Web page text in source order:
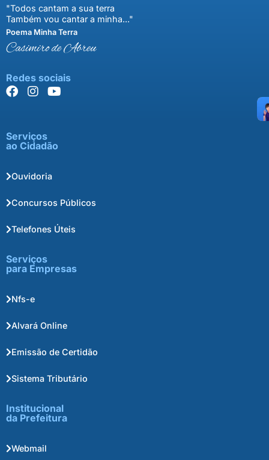
"Todos cantam a sua terra
Também vou cantar a minha..."
Poema Minha Terra
Casimiro de Abreu
Redes sociais
Serviços
ao Cidadão
Ouvidoria
Concursos Públicos
Telefones Úteis
Serviços
para Empresas
Nfs-e
Alvará Online
Emissão de Certidão
Sistema Tributário
Institucional
da Prefeitura
Webmail